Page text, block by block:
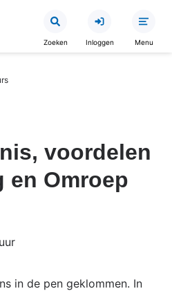
Zoeken Inloggen Menu
voordelen
en Omroep
in de pen geklommen. In